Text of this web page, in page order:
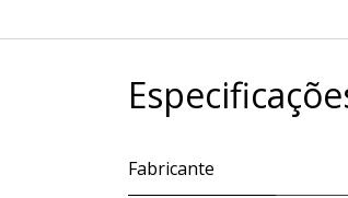
Fabricante